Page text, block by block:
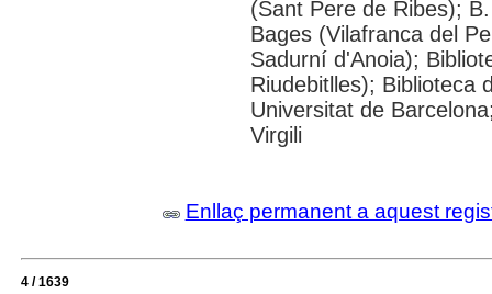
(Sant Pere de Ribes);
Bages (Vilafranca del
Sadurní d'Anoia);
Riudebitlles); Biblioteca
Universitat de
Virgili
Enllaç permanent a aquest
4 / 1639